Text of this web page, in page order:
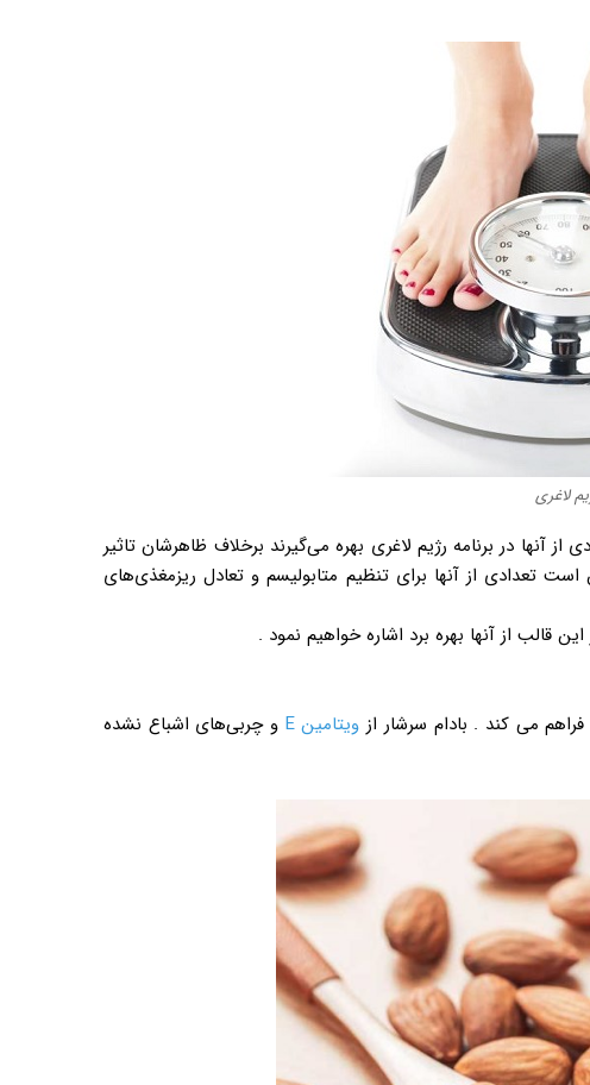
لاغری
آنها در برنامه رژیم لاغری بهره می‌گیرند برخلاف ظاهرشان تاثیر
تعدادی از آنها برای تنظیم متابولیسم و تعادل ریزمغذی‌های
می کند . بادام سرشار از ویتامین E و چربی‌های اشباع نشده